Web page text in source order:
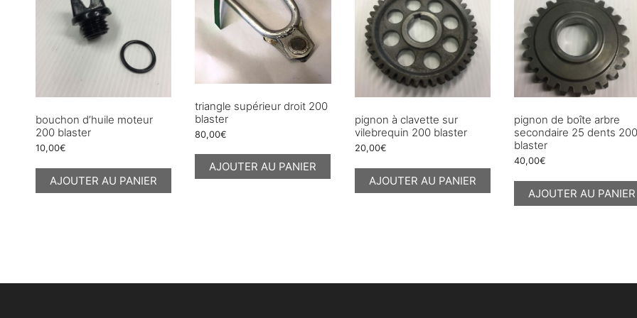
bouchon d’huile moteur
200 blaster
10,00€
AJOUTER AU PANIER
triangle supérieur droit 200
blaster
80,00€
AJOUTER AU PANIER
pignon à clavette sur
vilebrequin 200 blaster
20,00€
AJOUTER AU PANIER
pignon de boîte arbre
secondaire 25 dents
blaster
40,00€
AJOUTER AU PANIER